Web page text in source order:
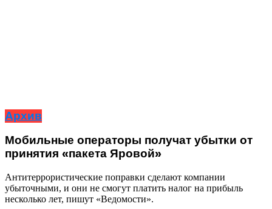
Архив
Мобильные операторы получат убытки от
принятия «пакета Яровой»
Антитеррористические поправки сделают компании
убыточными, и они не смогут платить налог на прибыль
несколько лет, пишут «Ведомости».